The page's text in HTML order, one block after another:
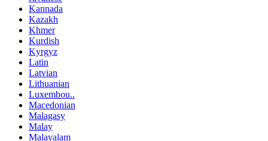
Kannada
Kazakh
Khmer
Kurdish
Kyrgyz
Latin
Latvian
Lithuanian
Luxembou..
Macedonian
Malagasy
Malay
Malayalam